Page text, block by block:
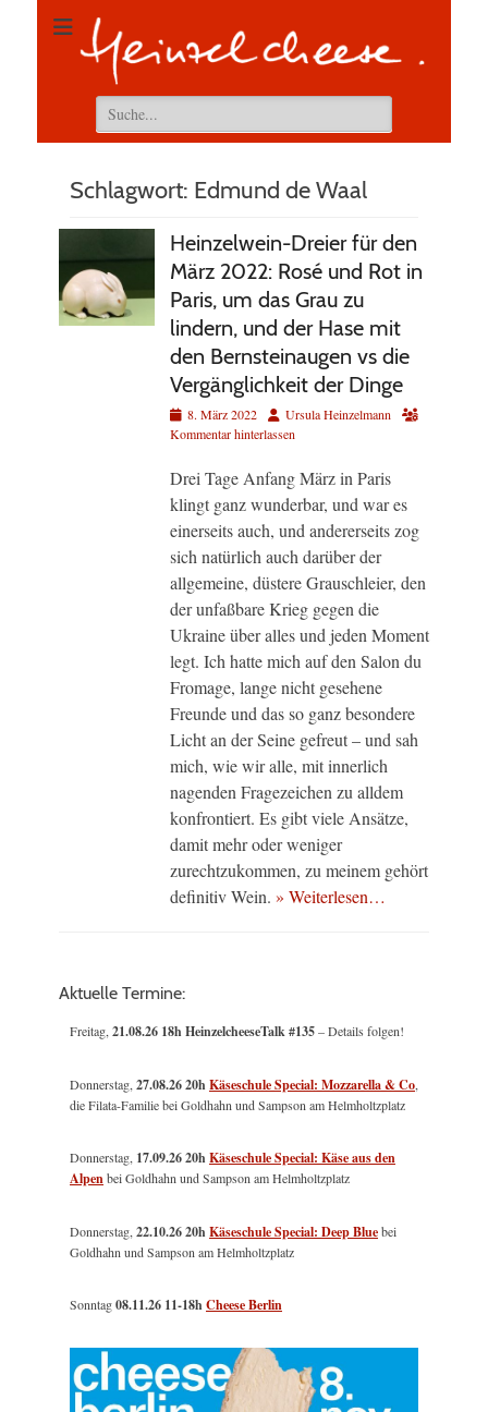
Suchen
nach:
Schlagwort: Edmund de Waal
Heinzelwein-Dreier für den
März 2022: Rosé und Rot in
Paris, um das Grau zu
lindern, und der Hase mit
den Bernsteinaugen vs die
Vergänglichkeit der Dinge
Veröffentlicht
am
8. März 2022 AutorUrsula Heinzelmann
Kommentar hinterlassen
Drei Tage Anfang März in Paris
klingt ganz wunderbar, und war es
einerseits auch, und andererseits zog
sich natürlich auch darüber der
allgemeine, düstere Grauschleier, den
der unfaßbare Krieg gegen die
Ukraine über alles und jeden Moment
legt. Ich hatte mich auf den Salon du
Fromage, lange nicht gesehene
Freunde und das so ganz besondere
Licht an der Seine gefreut – und sah
mich, wie wir alle, mit innerlich
nagenden Fragezeichen zu alldem
konfrontiert. Es gibt viele Ansätze,
damit mehr oder weniger
zurechtzukommen, zu meinem gehört
definitiv Wein. » Weiterlesen…
Aktuelle Termine:
Freitag,21.08.26 18h HeinzelcheeseTalk #135– Details folgen!
Donnerstag,27.08.26 20hKäseschule Special: Mozzarella & Co,
die Filata-Familie bei Goldhahn und Sampson am Helmholtzplatz
Donnerstag, 17.09.26 20hKäseschule Special: Käse aus den
Alpenbei Goldhahn und Sampson am Helmholtzplatz
Donnerstag,22.10.26 20hKäseschule Special: Deep Bluebei
Goldhahn und Sampson am Helmholtzplatz
Sonntag08.11.26 11-18hCheese Berlin